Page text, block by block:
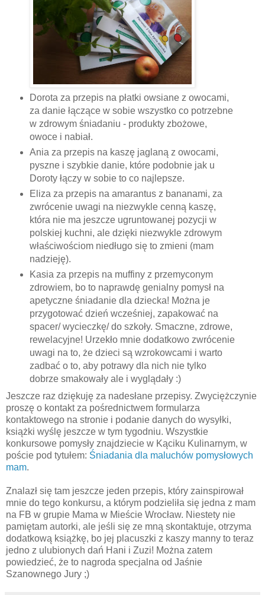
Dorota za przepis na płatki owsiane z owocami,
za danie łączące w sobie wszystko co potrzebne
w zdrowym śniadaniu - produkty zbożowe,
owoce i nabiał.
Ania za przepis na kaszę jaglaną z owocami,
pyszne i szybkie danie, które podobnie jak u
Doroty łączy w sobie to co najlepsze.
Eliza za przepis na amarantus z bananami, za
zwrócenie uwagi na niezwykle cenną kaszę,
która nie ma jeszcze ugruntowanej pozycji w
polskiej kuchni, ale dzięki niezwykle zdrowym
właściwościom niedługo się to zmieni (mam
nadzieję).
Kasia za przepis na muffiny z przemyconym
zdrowiem, bo to naprawdę genialny pomysł na
apetyczne śniadanie dla dziecka! Można je
przygotować dzień wcześniej, zapakować na
spacer/ wycieczkę/ do szkoły. Smaczne, zdrowe,
rewelacyjne! Urzekło mnie dodatkowo zwrócenie
uwagi na to, że dzieci są wzrokowcami i warto
zadbać o to, aby potrawy dla nich nie tylko
dobrze smakowały ale i wyglądały :)
Jeszcze raz dziękuję za nadesłane przepisy. Zwyciężczynie
proszę o kontakt za pośrednictwem formularza
kontaktowego na stronie i podanie danych do wysyłki,
książki wyślę jeszcze w tym tygodniu. Wszystkie
konkursowe pomysły znajdziecie w Kąciku Kulinarnym, w
poście pod tytułem: Śniadania dla maluchów pomysłowych
mam.
Znalazł się tam jeszcze jeden przepis, który zainspirował
mnie do tego konkursu, a którym podzieliła się jedna z mam
na FB w grupie Mama w Mieście Wrocław. Niestety nie
pamiętam autorki, ale jeśli się ze mną skontaktuje, otrzyma
dodatkową książkę, bo jej placuszki z kaszy manny to teraz
jedno z ulubionych dań Hani i Zuzi! Można zatem
powiedzieć, że to nagroda specjalna od Jaśnie
Szanownego Jury ;)